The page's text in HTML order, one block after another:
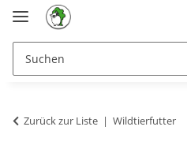
Zurück zur Liste Wildtierfutter